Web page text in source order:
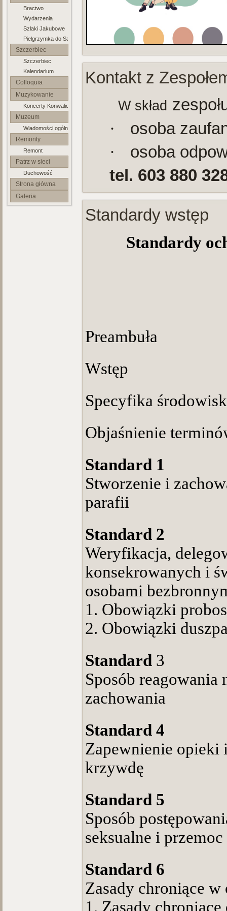
Jakuba Apostoła
Bractwo
Wydarzenia
Szlaki Jakubowe
Pielgrzymka do Santiago
Szczerbiec
Szczerbiec
Kalendarium
Colloquia
Lubuskie
Muzykowanie
Koncerty Konwaliowe
Muzeum
Parafialne
Wiadomości ogólne
Remonty
Remont
Patrz w sieci
Duchowość
Strona główna
Galeria
Kontakt z
W skład
· osoba
·
osoba
tel. 603 880
Standardy wstęp
Standardy
Preambuła
Wstęp
Specyfika
Objaśnienie
Standard 1
Stworzenie i
parafii
Standard 2
Weryfikacja,
konsekrowanych i
osobami
1. Obowiązki
2. Obowiązki
Standard 3
Sposób reagowania
zachowania
Standard 4
Zapewnienie opieki
krzywdę
Standard 5
Sposób
seksualne i przemoc
Standard 6
Zasady chroniące
1. Zasady